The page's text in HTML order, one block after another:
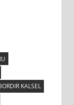
KALSEL